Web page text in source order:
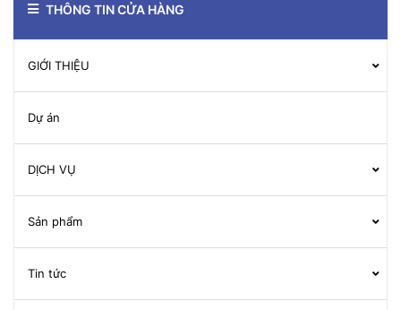
THÔNG TIN CỬA HÀNG
GIỚI THIỆU
Dự án
DỊCH VỤ
Sản phẩm
Tin tức